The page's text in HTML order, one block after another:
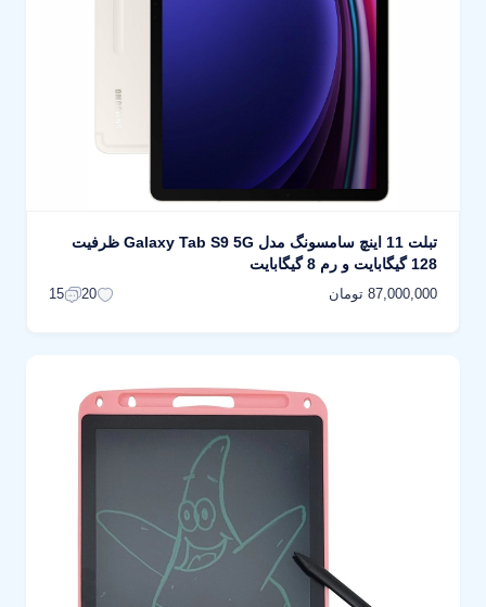
تبلت 11 اینچ سامسونگ مدل Galaxy Tab S9 5G ظرفیت
128 گیگابایت و رم 8 گیگابایت
87,000,000 تومان 20
15